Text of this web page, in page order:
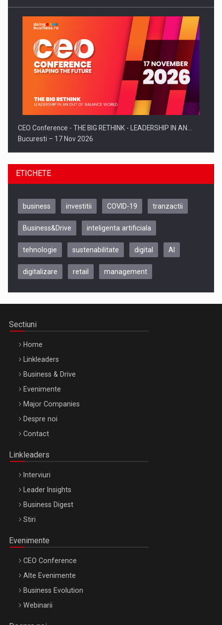
CEO Conference - THE BIG RETHINK - LEADERSHIP IN AN…
Bucuresti – 17 Nov 2026
Be Inspired. Make it Happen!, CLUJ, 9 Decembrie
Be Inspired. Make it Happen!, ARTEMIS LETO, ORADEA, 8
Octombrie
ETICHETE
business investitii COVID-19 tranzactii
Business&Drive inteligenta artificiala
tehnologie sustenabilitate digital AI
digitalizare retail management
Sectiuni
Home
Linkleaders
Business & Drive
Evenimente
Major Companies
Despre noi
Contact
Linkleaders
Interviuri
Leader Insights
Business Digest
Stiri
Evenimente
CEO Conference
Alte Evenimente
Business Evolution
Webinarii